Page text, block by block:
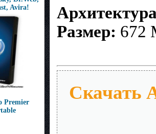
Avira!
Premier
Размер: 672
Скачать